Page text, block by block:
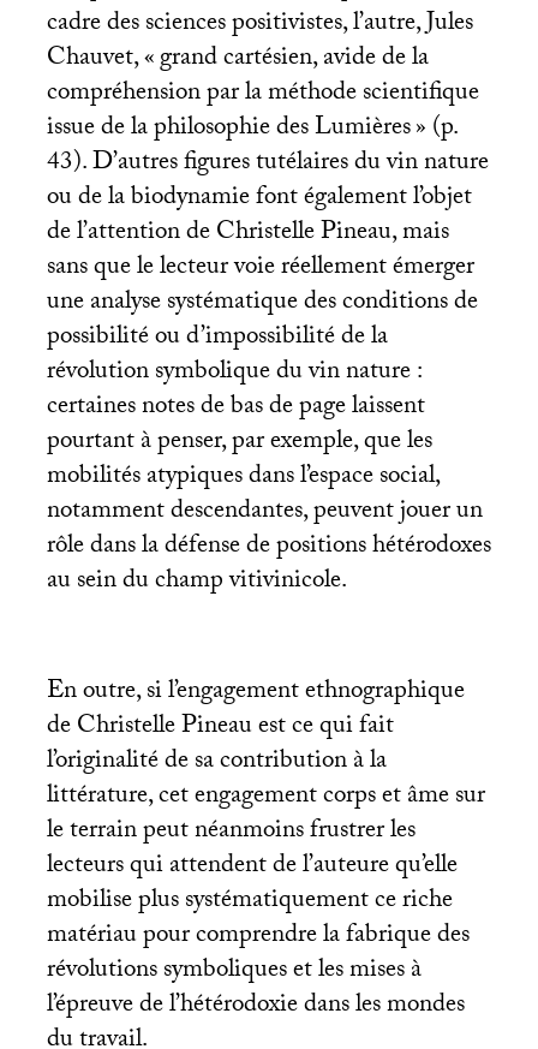
cadre des sciences positivistes, l’autre, Jules
Chauvet, «grand cartésien, avide de la
compréhension par la méthode scientifique
issue de la philosophie des Lumières» (p.
43). D’autres figures tutélaires du vin nature
ou de la biodynamie font également l’objet
de l’attention de Christelle Pineau, mais
sans que le lecteur voie réellement émerger
une analyse systématique des conditions de
possibilité ou d’impossibilité de la
révolution symbolique du vin nature :
certaines notes de bas de page laissent
pourtant à penser, par exemple, que les
mobilités atypiques dans l’espace social,
notamment descendantes, peuvent jouer un
rôle dans la défense de positions hétérodoxes
au sein du champ vitivinicole.
En outre, si l’engagement ethnographique
de Christelle Pineau est ce qui fait
l’originalité de sa contribution à la
littérature, cet engagement corps et âme sur
le terrain peut néanmoins frustrer les
lecteurs qui attendent de l’auteure qu’elle
mobilise plus systématiquement ce riche
matériau pour comprendre la fabrique des
révolutions symboliques et les mises à
l’épreuve de l’hétérodoxie dans les mondes